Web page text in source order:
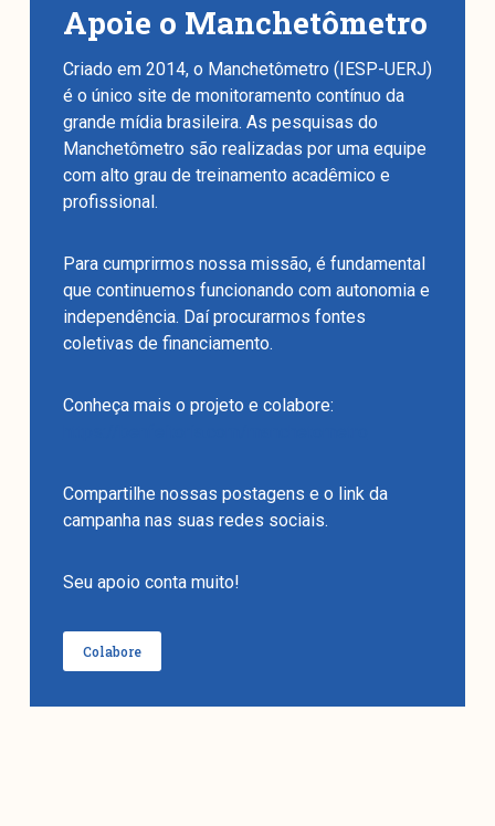
Apoie o Manchetômetro
Criado em 2014, o Manchetômetro (IESP-UERJ)
é o único site de monitoramento contínuo da
grande mídia brasileira. As pesquisas do
Manchetômetro são realizadas por uma equipe
com alto grau de treinamento acadêmico e
profissional.
Para cumprirmos nossa missão, é fundamental
que continuemos funcionando com autonomia e
independência. Daí procurarmos fontes
coletivas de financiamento.
Conheça mais o projeto e colabore:
Compartilhe nossas postagens e o link da
campanha nas suas redes sociais.
Seu apoio conta muito!
Colabore